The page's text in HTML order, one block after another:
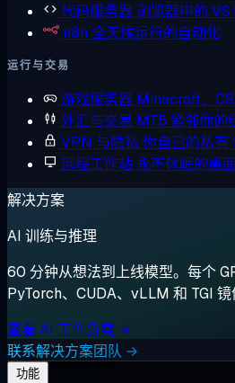
代码服务器 浏览器中的 VS
n8n 全天候运行的自动化
运行与交易
游戏服务器 Minecraft、
外汇与交易 MT5 紧邻你的
VPN 与隐私 你自己的私有
远程工作站 永不休眠的桌
解决方案
AI 训练与推理
60 分钟从想法到上线模型。每个
PyTorch、CUDA、vLLM 和 TGI 镜
查看 AI 工作负载 →
联系解决方案团队 →